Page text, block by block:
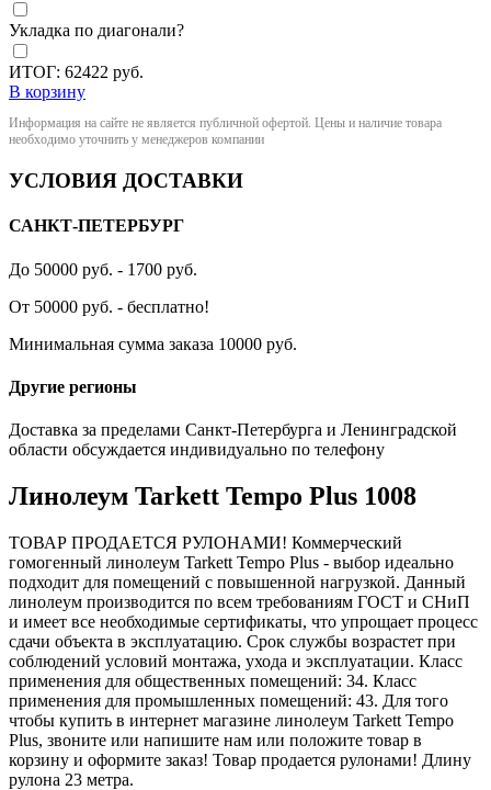
Укладка по диагонали?
ИТОГ: 62422 руб.
В корзину
Информация на сайте не является публичной офертой. Цены и наличие товара
необходимо уточнить у менеджеров компании
УСЛОВИЯ ДОСТАВКИ
САНКТ-ПЕТЕРБУРГ
До 50000 руб. - 1700 руб.
От 50000 руб. - бесплатно!
Минимальная сумма заказа 10000 руб.
Другие регионы
Доставка за пределами Санкт-Петербурга и Ленинградской
области обсуждается индивидуально по телефону
Линолеум Tarkett Tempo Plus 1008
ТОВАР ПРОДАЕТСЯ РУЛОНАМИ! Коммерческий
гомогенный линолеум Tarkett Tempo Plus - выбор идеально
подходит для помещений с повышенной нагрузкой. Данный
линолеум производится по всем требованиям ГОСТ и СНиП
и имеет все необходимые сертификаты, что упрощает процесс
сдачи объекта в эксплуатацию. Срок службы возрастет при
соблюдений условий монтажа, ухода и эксплуатации. Класс
применения для общественных помещений: 34. Класс
применения для промышленных помещений: 43. Для того
чтобы купить в интернет магазине линолеум Tarkett Tempo
Plus, звоните или напишите нам или положите товар в
корзину и оформите заказ! Товар продается рулонами! Длину
рулона 23 метра.